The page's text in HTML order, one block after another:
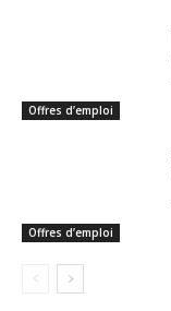
Offres d’emploi
Offres d’emploi